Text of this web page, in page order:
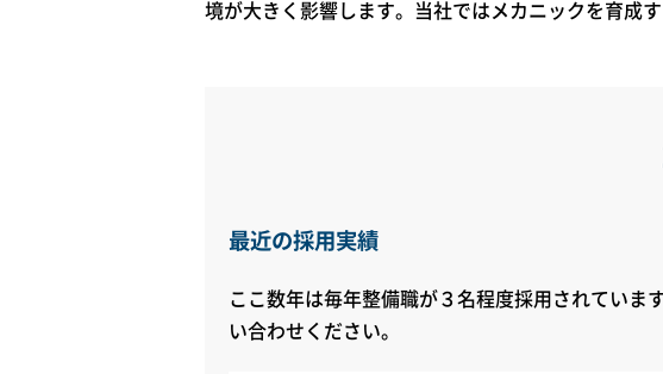
境が大きく影響します。当社ではメカニックを育成
最近の採用実績
ここ数年は毎年整備職が３名程度採用されていま
い合わせください。